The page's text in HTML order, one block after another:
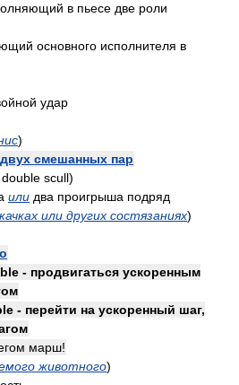
в пьесе две роли
основного исполнителя в
удар
)
смешанных пар
double scull)
или два проигрыша подряд
или других состязаниях)
- продвигаться ускоренным
- перейти на ускоренный шаг,
марш!
животного)